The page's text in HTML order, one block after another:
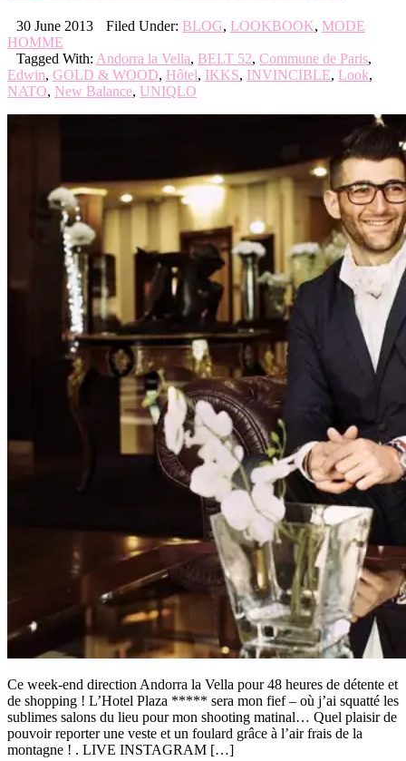
30 June 2013 Filed Under: BLOG, LOOKBOOK, MODE
HOMME
Tagged With: Andorra la Vella, BELT 52, Commune de Paris,
Edwin, GOLD & WOOD, Hôtel, IKKS, INVINCIBLE, Look,
NATO, New Balance, UNIQLO
Ce week-end direction Andorra la Vella pour 48 heures de détente et
de shopping ! L’Hotel Plaza ***** sera mon fief – où j’ai squatté les
sublimes salons du lieu pour mon shooting matinal… Quel plaisir de
pouvoir reporter une veste et un foulard grâce à l’air frais de la
montagne ! . LIVE INSTAGRAM […]